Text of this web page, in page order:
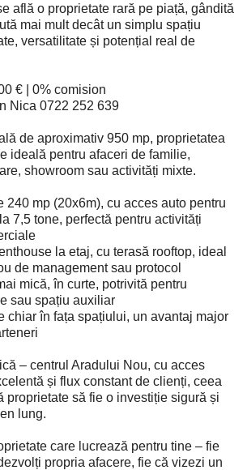
află o proprietate rară pe piață, gândită
mai mult decât un simplu spațiu
versatilitate și potențial real de
€ | 0% comision
Nica 0722 252 639
de aproximativ 950 mp, proprietatea
ideală pentru afaceri de familie,
showroom sau activități mixte.
240 mp (20x6m), cu acces auto pentru
7,5 tone, perfectă pentru activități
la etaj, cu terasă rooftop, ideal
de management sau protocol
mică, în curte, potrivită pentru
sau spațiu auxiliar
chiar în fața spațiului, un avantaj major
– centrul Aradului Nou, cu acces
și flux constant de clienți, ceea
proprietate să fie o investiție sigură și
lung.
care lucrează pentru tine – fie
propria afacere, fie că vizezi un